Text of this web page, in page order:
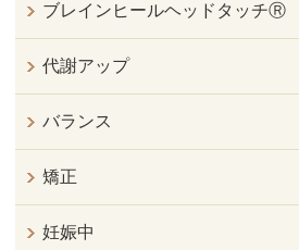
ブレインヒールヘッドタッチⓇ
代謝アップ
バランス
矯正
妊娠中